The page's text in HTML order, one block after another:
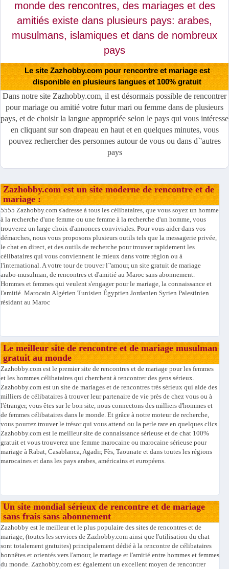
monde des rencontres, des mariages et des
amitiés existe dans plusieurs pays: arabes,
musulmans, islamiques et dans de nombreux
pays
Le site Zazhobby.com pour rencontre et mariage est
disponible en plusieurs langues et 100% gratuit
Dans notre site Zazhobby.com, il est désormais possible de rencontrer
pour mariage ou amitié votre futur mari ou femme dans de plusieurs
pays, et de choisir la langue appropriée selon le pays qui vous intéresse
en cliquant sur son drapeau en haut et en quelques minutes, vous
pouvez rechercher des personnes autour de vous ou dans d`'autres
pays
Zazhobby.com est un site moderne de rencontre et de
mariage :
5555 Zazhobby.com s'adresse à tous les célibataires, que vous soyez un homme
à la recherche d'une femme ou une femme à la recherche d'un homme, vous
trouverez un large choix d'annonces conviviales. Pour vous aider dans vos
démarches, nous vous proposons plusieurs outils tels que la messagerie privée,
le chat en direct, et des outils de recherche pour trouver rapidement les
célibataires qui vous conviennent le mieux dans votre région ou à
l'international. A votre tour de trouver l`'amour, un site gratuit de mariage
arabo-musulman, de rencontres et d'amitié au Maroc sans abonnement.
Hommes et femmes qui veulent s'engager pour le mariage, la connaissance et
l'amitié. Marocain Algérien Tunisien Égyptien Jordanien Syrien Palestinien
résidant au Maroc
Le meilleur site de rencontre et de mariage musulman
gratuit au monde
Zazhobby.com est le premier site de rencontres et de mariage pour les femmes
et les hommes célibataires qui cherchent à rencontrer des gens sérieux.
Zazhobby.com est un site de mariages et de rencontres très sérieux qui aide des
milliers de célibataires à trouver leur partenaire de vie près de chez vous ou à
l'étranger, vous êtes sur le bon site, nous connectons des milliers d'hommes et
de femmes célibataires dans le monde. Et grâce à notre moteur de recherche,
vous pourrez trouver le trésor qui vous attend ou la perle rare en quelques clics.
Zazhobby.com est le meilleur site de connaissance sérieuse et de chat 100%
gratuit et vous trouverez une femme marocaine ou marocaine sérieuse pour
mariage à Rabat, Casablanca, Agadir, Fès, Taounate et dans toutes les régions
marocaines et dans les pays arabes, américains et européens.
Un site mondial sérieux de rencontre et de mariage
sans frais sans abonnement
Zazhobby est le meilleur et le plus populaire des sites de rencontres et de
mariage, (toutes les services de Zazhobby.com ainsi que l'utilisation du chat
sont totalement gratuites) principalement dédié à la rencontre de célibataires
honnêtes et orientés vers l'amour, le mariage et l'amitié entre hommes et femmes
du monde. Zazhobby.com est également un excellent moyen de rencontrer